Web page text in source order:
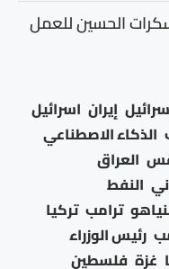
الحسين للعمل
إيران اسرائيل
الذكاء الاصطناعي
العراق
النفط
ترامب تركيا
رئيس الوزراء
غزة فلسطين